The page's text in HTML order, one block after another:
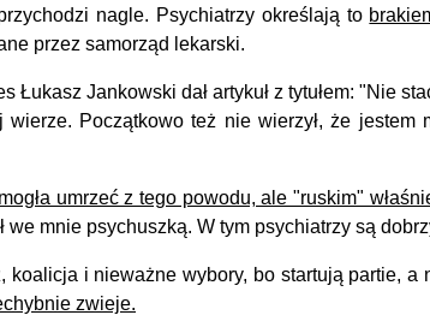
nagle. Psychiatrzy określają to
przez samorząd lekarski.
Jankowski dał artykuł z tytułem: "Nie
Początkowo też nie wierzył, że
umrzeć z tego powodu, ale "ruskim"
mnie psychuszką. W tym psychiatrzy są
i nieważne wybory, bo startują partie, a
zwieje.